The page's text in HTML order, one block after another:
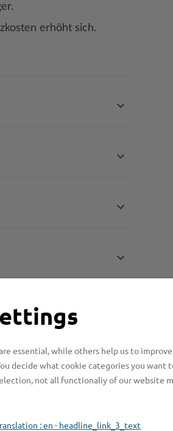
erhöht sich.
essential, while others help us to
decide what cookie categories you want
not all functionaliy of our website
: en - headline_link_3_text